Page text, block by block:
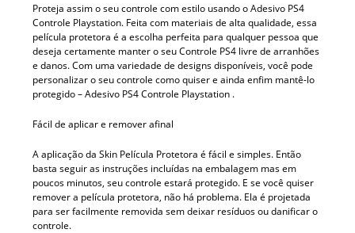
Proteja assim o seu controle com estilo usando o Adesivo PS4
Controle Playstation. Feita com materiais de alta qualidade, essa
película protetora é a escolha perfeita para qualquer pessoa que
deseja certamente manter o seu Controle PS4 livre de arranhões
e danos. Com uma variedade de designs disponíveis, você pode
personalizar o seu controle como quiser e ainda enfim mantê-lo
protegido – Adesivo PS4 Controle Playstation .
Fácil de aplicar e remover afinal
A aplicação da Skin Película Protetora é fácil e simples. Então
basta seguir as instruções incluídas na embalagem mas em
poucos minutos, seu controle estará protegido. E se você quiser
remover a película protetora, não há problema. Ela é projetada
para ser facilmente removida sem deixar resíduos ou danificar o
controle.